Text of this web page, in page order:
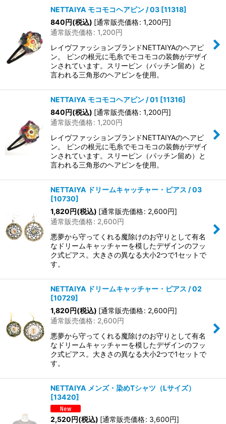
NETTAIYA モコモコヘアピン / 03 [11318]
840円(税込) [通常販売価格: 1,200円]
通常販売価格: 1,200円
レイヴファッションブランドNETTAIYAのヘアピ
ン。 ピンの根元に毛糸でモコモコの装飾がデザイ
ンされています。スリーピン（パッチン留め）と
言われる三角形のヘアピンを使用。
NETTAIYA モコモコヘアピン / 01 [11316]
840円(税込) [通常販売価格: 1,200円]
通常販売価格: 1,200円
レイヴファッションブランドNETTAIYAのヘアピ
ン。 ピンの根元に毛糸でモコモコの装飾がデザイ
ンされています。スリーピン（パッチン留め）と
言われる三角形のヘアピンを使用。
NETTAIYA ドリームキャッチャー・ピアス / 03
[10730]
1,820円(税込) [通常販売価格: 2,600円]
通常販売価格: 2,600円
悪夢から守ってくれる魔除けのお守りとして有名
なドリームキャッチャーを模したデザインのフッ
ク式ピアス。大きさの異なる大小2つで1セットで
す。
NETTAIYA ドリームキャッチャー・ピアス / 02
[10729]
1,820円(税込) [通常販売価格: 2,600円]
通常販売価格: 2,600円
悪夢から守ってくれる魔除けのお守りとして有名
なドリームキャッチャーを模したデザインのフッ
ク式ピアス。大きさの異なる大小2つで1セットで
す。
NETTAIYA メンズ・染めTシャツ（Lサイズ）
[13420]
2,520円(税込) [通常販売価格: 3,600円]